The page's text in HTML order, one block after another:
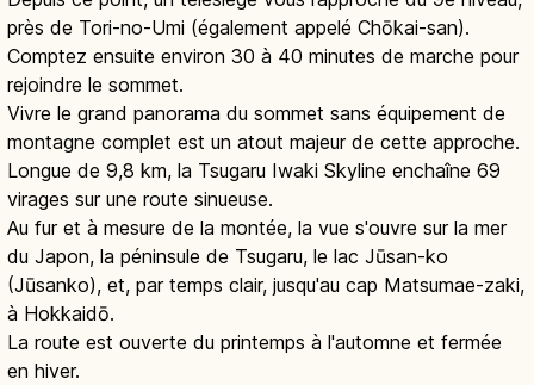
près de Tori-no-Umi (également appelé Chōkai-san).
Comptez ensuite environ 30 à 40 minutes de marche pour
rejoindre le sommet.
Vivre le grand panorama du sommet sans équipement de
montagne complet est un atout majeur de cette approche.
Longue de 9,8 km, la Tsugaru Iwaki Skyline enchaîne 69
virages sur une route sinueuse.
Au fur et à mesure de la montée, la vue s'ouvre sur la mer
du Japon, la péninsule de Tsugaru, le lac Jūsan-ko
(Jūsanko), et, par temps clair, jusqu'au cap Matsumae-zaki,
à Hokkaidō.
La route est ouverte du printemps à l'automne et fermée
en hiver.